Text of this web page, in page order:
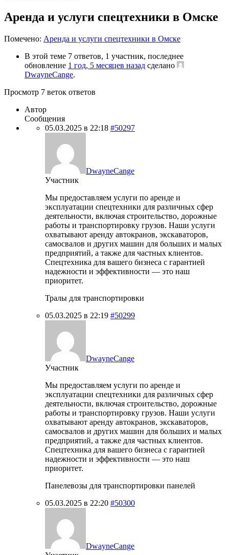
Аренда и услуги спецтехники в Омске
Помечено: Аренда и услуги спецтехники в Омске
В этой теме 7 ответов, 1 участник, последнее
обновление 1 год, 5 месяцев назад сделано
DwayneCange.
Просмотр 7 веток ответов
Автор
Сообщения
05.03.2025 в 22:18 #50297
DwayneCange
Участник
Мы предоставляем услуги по аренде и
эксплуатации спецтехники для различных сфер
деятельности, включая строительство, дорожные
работы и транспортировку грузов. Наши услуги
охватывают аренду автокранов, экскаваторов,
самосвалов и других машин для больших и малых
предприятий, а также для частных клиентов.
Спецтехника для вашего бизнеса с гарантией
надежности и эффективности — это наш
приоритет.
Тралы для транспортировки
05.03.2025 в 22:19 #50299
DwayneCange
Участник
Мы предоставляем услуги по аренде и
эксплуатации спецтехники для различных сфер
деятельности, включая строительство, дорожные
работы и транспортировку грузов. Наши услуги
охватывают аренду автокранов, экскаваторов,
самосвалов и других машин для больших и малых
предприятий, а также для частных клиентов.
Спецтехника для вашего бизнеса с гарантией
надежности и эффективности — это наш
приоритет.
Панелевозы для транспортировки панелей
05.03.2025 в 22:20 #50300
DwayneCange